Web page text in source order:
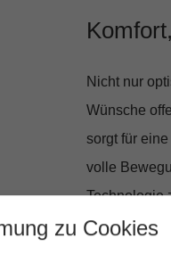
Nicht nur
Wünsche
sorgt für
volle
Technologie
zu Cookies